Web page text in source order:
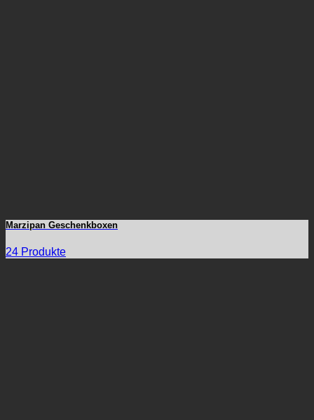
Marzipan Geschenkboxen
24 Produkte